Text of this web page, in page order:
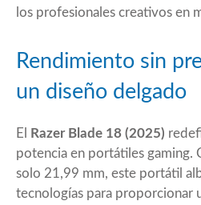
los profesionales creativos en
Rendimiento sin
un diseño delgado
El Razer Blade 18 (2025)
potencia en portátiles gaming.
solo 21,99 mm, este portátil
tecnologías para proporcionar